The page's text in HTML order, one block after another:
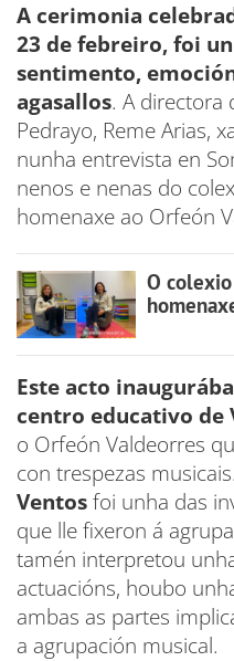
A cerimonia
23 de febreiro, foi
sentimento,
agasallos. A directora
Pedrayo, Reme Arias,
nunha entrevista en
nenos e nenas do
homenaxe ao Orfeón
O
Este acto
centro educativo de
o Orfeón Valdeorres
con trespezas musicais.
Ventosfoi unha das
que lle fixeron á
tamén interpretou
actuacións, houbo
ambas as partes
a agrupación musical.